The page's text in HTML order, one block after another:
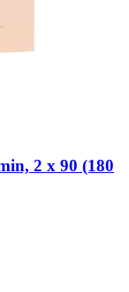
2 x 90 (180